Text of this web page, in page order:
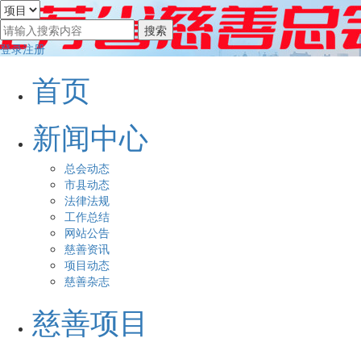
登录注册
首页
新闻中心
总会动态
市县动态
法律法规
工作总结
网站公告
慈善资讯
项目动态
慈善杂志
慈善项目